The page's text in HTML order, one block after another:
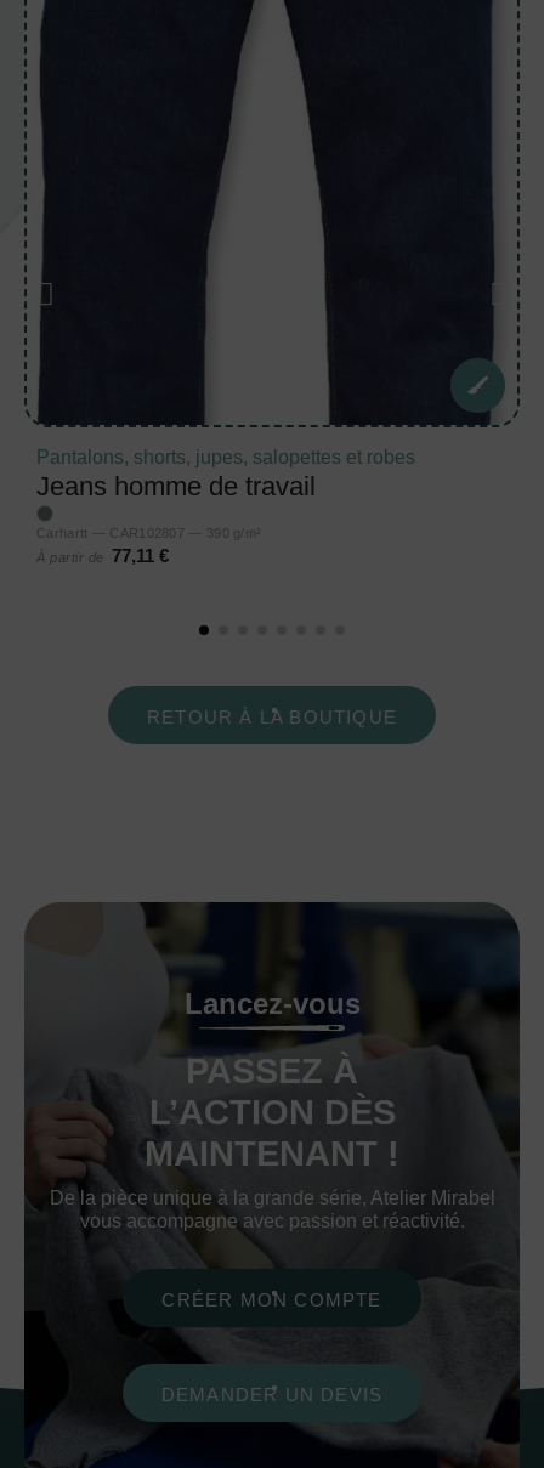
Pantalons, shorts, jupes, salopettes et robes
Jeans homme de travail
Carhartt — CAR102807 — 390 g/m²
À partir de
77,11 €
RETOUR À LA BOUTIQUE
Lancez-vous
PASSEZ À
L’ACTION DÈS
MAINTENANT !
De la pièce unique à la grande série, Atelier Mirabel
vous accompagne avec passion et réactivité.
CRÉER MON COMPTE
DEMANDER UN DEVIS